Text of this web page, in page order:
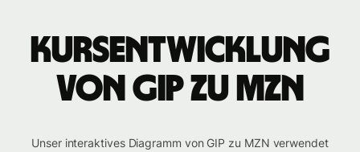
Kursentwicklung
von GIP zu MZN
Unser interaktives Diagramm von GIP zu MZN verwendet